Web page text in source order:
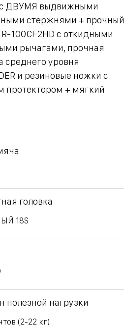
с ДВУМЯ выдвижными
стержнями + прочный
100CF2HD с откидными
рычагами, прочная
среднего уровня
и резиновые ножки с
протектором + мягкий
головка
18S
полезной нагрузки
(2-22 кг)